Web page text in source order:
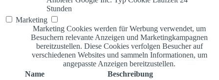
Stunden
Marketing
Marketing Cookies werden für Werbung verwendet, um
Besuchern relevante Anzeigen und Marketingkampagnen
bereitzustellen. Diese Cookies verfolgen Besucher auf
verschiedenen Websites und sammeln Informationen, um
angepasste Anzeigen bereitzustellen.
Name
Beschreibung